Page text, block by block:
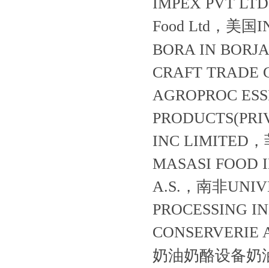
Food Ltd，美国
BORA IN
CRAFT TRADE
AGROPROC
INC LIMITED，
MASASI FOOD
A.S.，南非
PROCESSING
奶油奶酪设备奶